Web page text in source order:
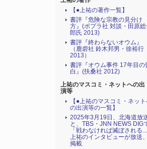
次へ【2023年7月13日：
【●上祐の著作一覧】
書評『危険な宗教の見分け
方』(ポプラ社 対談・田原
郎氏 2013)
書評『終わらないオウム』
（鹿砦社 鈴木邦男・徐裕行
2013）
書評『オウム事件 17年目の
白』(扶桑社 2012)
上祐のマスコミ・ネットへの出
演等
【●上祐のマスコミ・ネッ
の出演等の一覧】
2025年3月19日、北海道放
と、TBS・JNN NEWS DIG
「戦わなければ滅ぼされる...
上祐のインタビューが放送、
掲載